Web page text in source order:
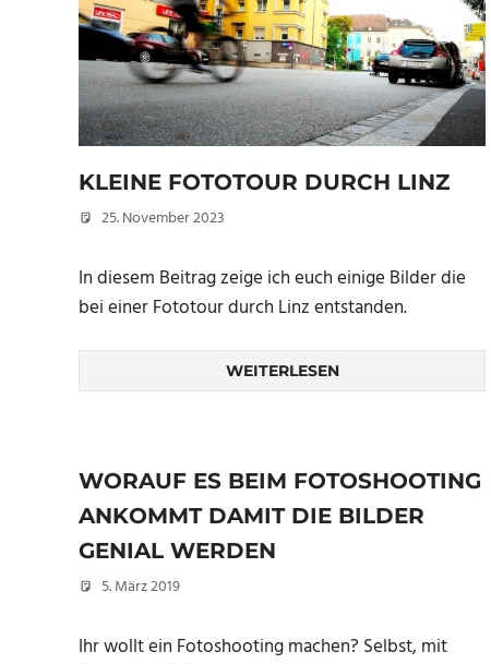
KLEINE FOTOTOUR DURCH LINZ
25. November 2023
In diesem Beitrag zeige ich euch einige Bilder die
bei einer Fototour durch Linz entstanden.
WEITERLESEN
WORAUF ES BEIM FOTOSHOOTING
ANKOMMT DAMIT DIE BILDER
GENIAL WERDEN
5. März 2019
Ihr wollt ein Fotoshooting machen? Selbst, mit